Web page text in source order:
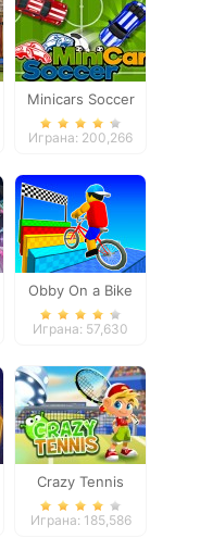
Minicars Soccer
Играна: 200,266
Obby On a Bike
Играна: 57,630
Crazy Tennis
Играна: 185,586